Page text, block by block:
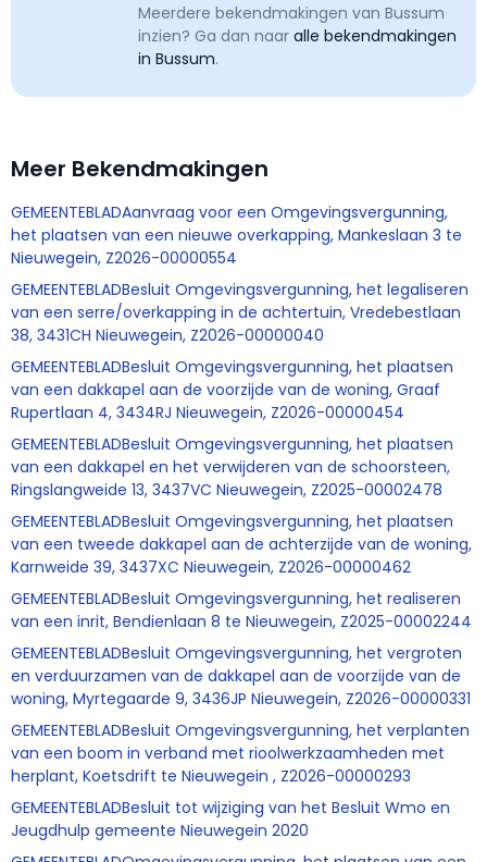
Meerdere bekendmakingen van Bussum
inzien? Ga dan naar alle bekendmakingen
in Bussum.
Meer Bekendmakingen
GEMEENTEBLADAanvraag voor een Omgevingsvergunning,
het plaatsen van een nieuwe overkapping, Mankeslaan 3 te
Nieuwegein, Z2026-00000554
GEMEENTEBLADBesluit Omgevingsvergunning, het legaliseren
van een serre/overkapping in de achtertuin, Vredebestlaan
38, 3431CH Nieuwegein, Z2026-00000040
GEMEENTEBLADBesluit Omgevingsvergunning, het plaatsen
van een dakkapel aan de voorzijde van de woning, Graaf
Rupertlaan 4, 3434RJ Nieuwegein, Z2026-00000454
GEMEENTEBLADBesluit Omgevingsvergunning, het plaatsen
van een dakkapel en het verwijderen van de schoorsteen,
Ringslangweide 13, 3437VC Nieuwegein, Z2025-00002478
GEMEENTEBLADBesluit Omgevingsvergunning, het plaatsen
van een tweede dakkapel aan de achterzijde van de woning,
Karnweide 39, 3437XC Nieuwegein, Z2026-00000462
GEMEENTEBLADBesluit Omgevingsvergunning, het realiseren
van een inrit, Bendienlaan 8 te Nieuwegein, Z2025-00002244
GEMEENTEBLADBesluit Omgevingsvergunning, het vergroten
en verduurzamen van de dakkapel aan de voorzijde van de
woning, Myrtegaarde 9, 3436JP Nieuwegein, Z2026-00000331
GEMEENTEBLADBesluit Omgevingsvergunning, het verplanten
van een boom in verband met rioolwerkzaamheden met
herplant, Koetsdrift te Nieuwegein , Z2026-00000293
GEMEENTEBLADBesluit tot wijziging van het Besluit Wmo en
Jeugdhulp gemeente Nieuwegein 2020